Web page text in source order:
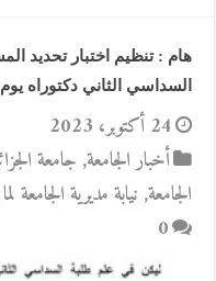
هام : تنظيم اختبار تحديد
السداسي الثاني دكتوراه يوم الثلاثاء 31
24 أكتوبر، 2023
أخبار الجامعة, جامعة
الجامعة, نيابة مديرية الجامعة
0